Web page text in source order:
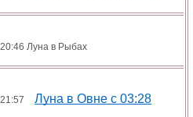
Луна в Рыбах
Луна в Овне c 03:28